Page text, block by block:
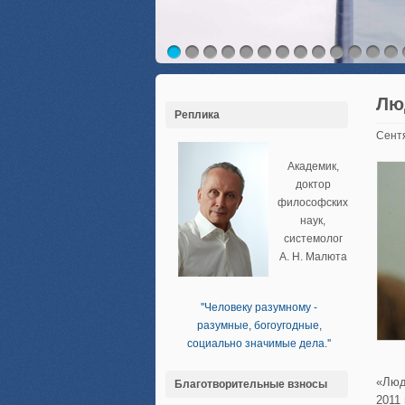
Реплика
Академик,
доктор
философских
наук,
системолог
А. Н. Малюта
''Человеку разумному -
разумные, богоугодные,
социально значимые дела.''
Благотворительные взносы
2011